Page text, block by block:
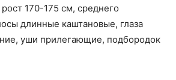
170-175 см, среднего
длинные каштановые, глаза
уши прилегающие, подбородок